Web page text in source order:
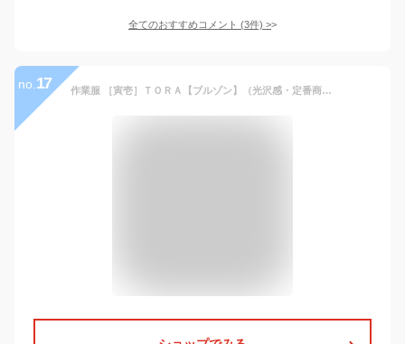
全てのおすすめコメント (3件) >
no. 17 作業服 ［寅壱］ＴＯＲＡ【ブルゾン】（光沢感・定番商品）